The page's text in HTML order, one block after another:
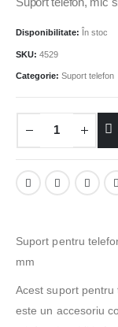
Suport telefon, mic
Disponibilitate: În stoc
SKU: 4529
Categorie: Suport telefon
Suport pentru
mm
Acest suport pentru
este un accesoriu